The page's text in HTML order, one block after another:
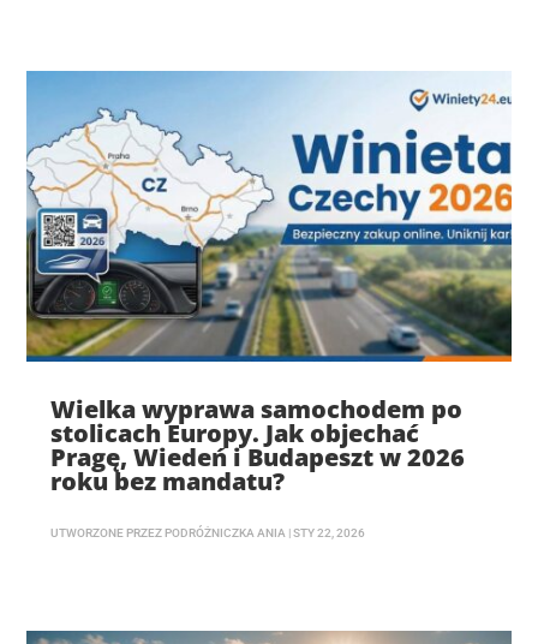
Wielka wyprawa samochodem po
stolicach Europy. Jak objechać
Pragę, Wiedeń i Budapeszt w 2026
roku bez mandatu?
UTWORZONE PRZEZ PODRÓŻNICZKA ANIA |STY 22, 2026